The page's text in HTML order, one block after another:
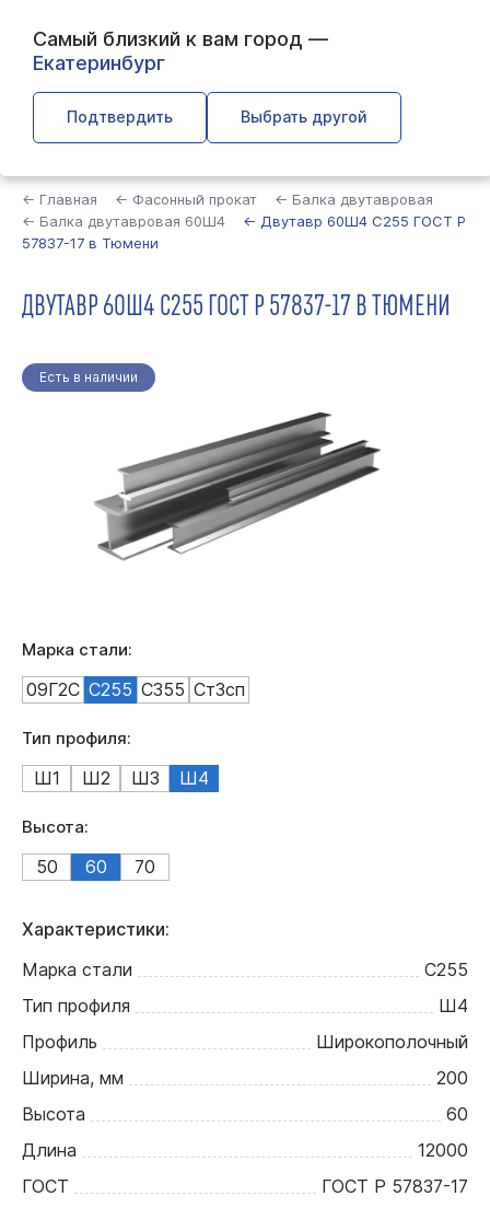
Самый близкий к вам город —
Екатеринбург
Подтвердить Выбрать другой
← Главная ← Фасонный прокат
← Балка двутавровая
← Балка двутавровая 60Ш4
← Двутавр 60Ш4 С255 ГОСТ Р
57837-17 в Тюмени
ДВУТАВР 60Ш4 С255 ГОСТ Р 57837-17 В ТЮМЕНИ
Есть в наличии
Марка стали:
09Г2С С255 С355 Ст3сп
Тип профиля:
Ш1 Ш2 Ш3 Ш4
Высота:
50 60 70
Характеристики:
Марка стали
С255
Тип профиля
Ш4
Профиль
Широкополочный
Ширина, мм
200
Высота
60
Длина
12000
ГОСТ
ГОСТ Р 57837-17